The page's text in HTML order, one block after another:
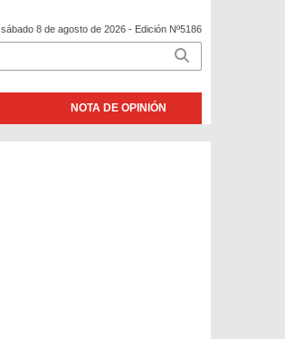
sábado 8 de agosto de 2026 - Edición Nº5186
NOTA DE OPINIÓN